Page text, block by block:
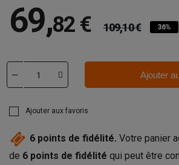
69,82 € 109,10 € 36%
Ajouter
Ajouter aux favoris
6 points de fidélité. Votre panier
de 6 points de fidélité qui peut être